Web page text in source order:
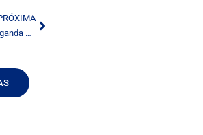
Propaganda eleitoral gratuita no rádio e TV começa amanhã (30)